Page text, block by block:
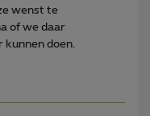
wenst te
of we daar
doen.